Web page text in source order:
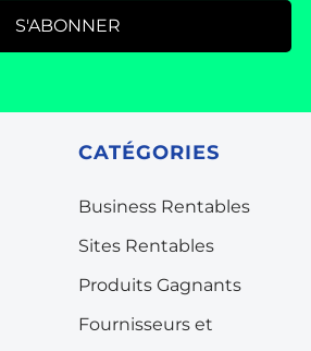
S'ABONNER
CATÉGORIES
Business Rentables
Sites Rentables
Produits Gagnants
Fournisseurs et